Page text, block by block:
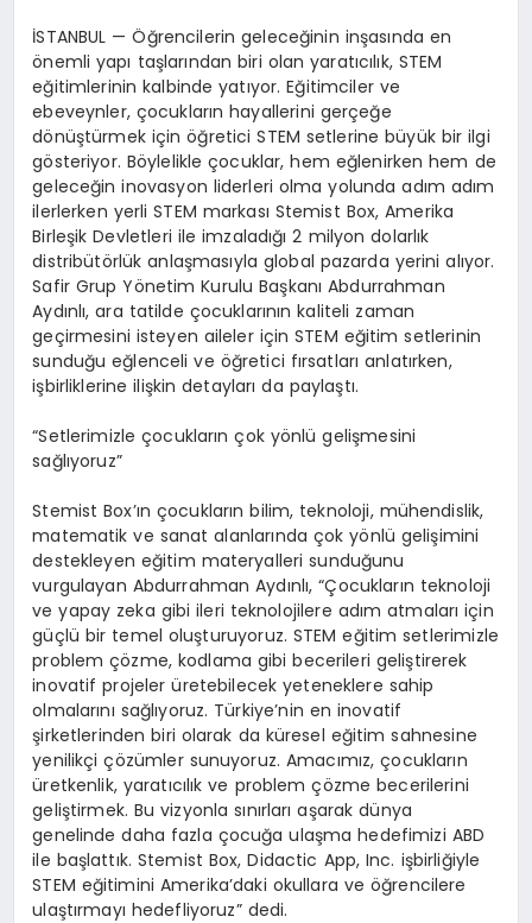
İSTANBUL — Öğrencilerin geleceğinin inşasında en
önemli yapı taşlarından biri olan yaratıcılık, STEM
eğitimlerinin kalbinde yatıyor. Eğitimciler ve
ebeveynler, çocukların hayallerini gerçeğe
dönüştürmek için öğretici STEM setlerine büyük bir ilgi
gösteriyor. Böylelikle çocuklar, hem eğlenirken hem de
geleceğin inovasyon liderleri olma yolunda adım adım
ilerlerken yerli STEM markası Stemist Box, Amerika
Birleşik Devletleri ile imzaladığı 2 milyon dolarlık
distribütörlük anlaşmasıyla global pazarda yerini alıyor.
Safir Grup Yönetim Kurulu Başkanı Abdurrahman
Aydınlı, ara tatilde çocuklarının kaliteli zaman
geçirmesini isteyen aileler için STEM eğitim setlerinin
sunduğu eğlenceli ve öğretici fırsatları anlatırken,
işbirliklerine ilişkin detayları da paylaştı.
“Setlerimizle çocukların çok yönlü gelişmesini
sağlıyoruz”
Stemist Box’ın çocukların bilim, teknoloji, mühendislik,
matematik ve sanat alanlarında çok yönlü gelişimini
destekleyen eğitim materyalleri sunduğunu
vurgulayan Abdurrahman Aydınlı, “Çocukların teknoloji
ve yapay zeka gibi ileri teknolojilere adım atmaları için
güçlü bir temel oluşturuyoruz. STEM eğitim setlerimizle
problem çözme, kodlama gibi becerileri geliştirerek
inovatif projeler üretebilecek yeteneklere sahip
olmalarını sağlıyoruz. Türkiye’nin en inovatif
şirketlerinden biri olarak da küresel eğitim sahnesine
yenilikçi çözümler sunuyoruz. Amacımız, çocukların
üretkenlik, yaratıcılık ve problem çözme becerilerini
geliştirmek. Bu vizyonla sınırları aşarak dünya
genelinde daha fazla çocuğa ulaşma hedefimizi ABD
ile başlattık. Stemist Box, Didactic App, Inc. işbirliğiyle
STEM eğitimini Amerika’daki okullara ve öğrencilere
ulaştırmayı hedefliyoruz” dedi.